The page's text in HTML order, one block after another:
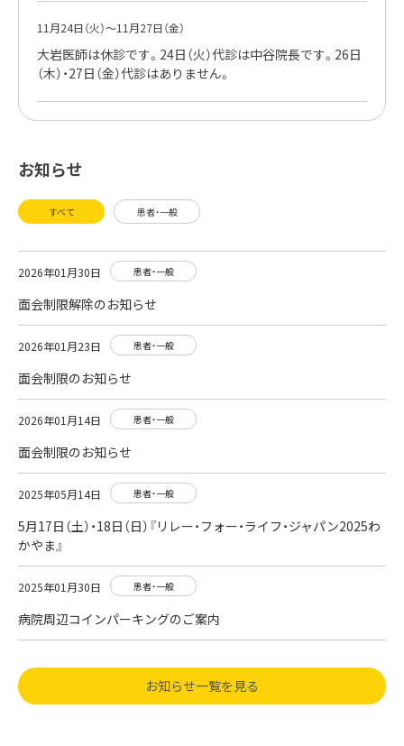
11月24日（火）～11月27日（金）
大岩医師は休診です。24日（火）代診は中谷院長です。26日
（木）・27日（金）代診はありません。
お知らせ
すべて 患者・一般
2026年01月30日 患者・一般
面会制限解除のお知らせ
2026年01月23日 患者・一般
面会制限のお知らせ
2026年01月14日 患者・一般
面会制限のお知らせ
2025年05月14日 患者・一般
5月17日（土）・18日（日）『リレー・フォー・ライフ・ジャパン2025わ
かやま』
2025年01月30日 患者・一般
病院周辺コインパーキングのご案内
お知らせ一覧を見る